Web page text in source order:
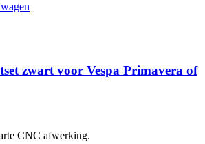
zwart voor Vespa Primavera of
CNC afwerking.